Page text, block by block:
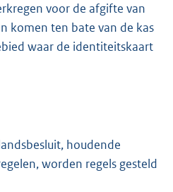
voor de afgifte van
komen ten bate van de kas
waar de identiteitskaart
houdende
worden regels gesteld